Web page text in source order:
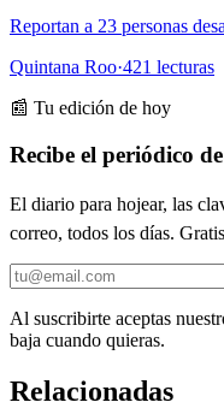
Reportan a 23 personas
Quintana Roo·421 lecturas
📰 Tu edición de hoy
Recibe el periódico
El diario para hojear, las
correo, todos los días.
Al suscribirte aceptas
baja cuando quieras.
Relacionadas